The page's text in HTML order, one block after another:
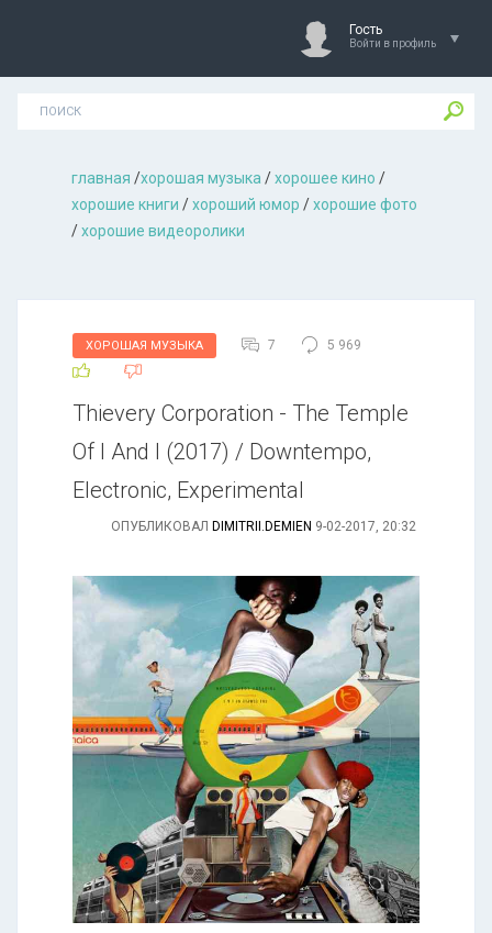
Гость
Войти в профиль
главная /хорошая музыкa /хорошее кино /
хорошие книги /хороший юмор /хорошие фото
/хорошие видеоролики
ХОРОШАЯ МУЗЫКА 7 5 969
Thievery Corporation - The Temple
Of I And I (2017) / Downtempo,
Electronic, Experimental
ОПУБЛИКОВАЛ DIMITRII.DEMIEN 9-02-2017, 20:32